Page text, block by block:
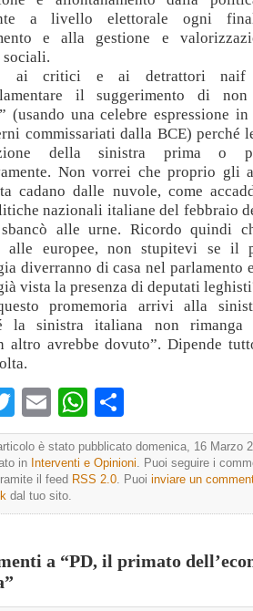
a livello elettorale ogni
e alla gestione e
ai critici e ai detrattori naif
il suggerimento di
(usando una celebre espressione
commissariati dalla BCE) perché
della sinistra prima o
Non vorrei che proprio gli
cadano dalle nuvole, come
nazionali italiane del febbraio
alle urne. Ricordo quindi
alle europee, non stupitevi se il
diverranno di casa nel parlamento
vista la presenza di deputati
promemoria arrivi alla
la sinistra italiana non
altro avrebbe dovuto”. Dipende
TwitterEmailWhatsApp
è stato pubblicato domenica, 16 Marzo
in Interventi e Opinioni . Puoi seguire i
il feed RSS 2.0 . Puoi inviare un
dal tuo sito.
a “PD, il primato